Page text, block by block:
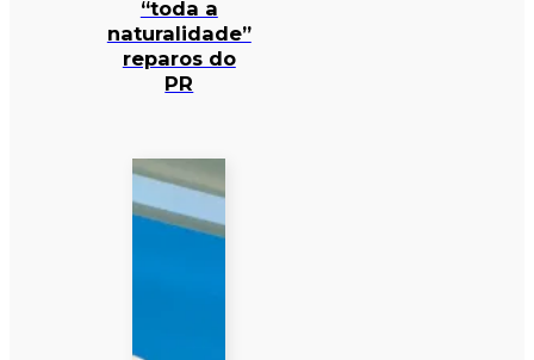
“toda a
naturalidade”
reparos do
PR